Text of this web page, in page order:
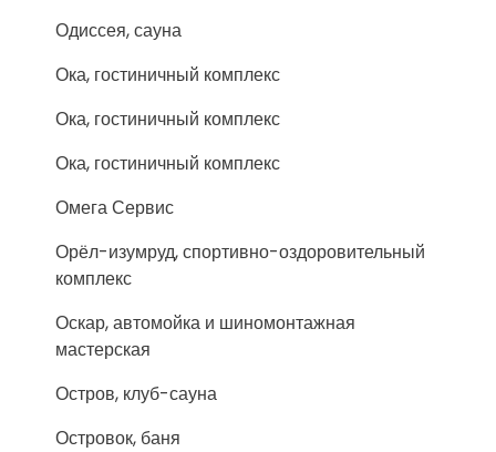
Одиссея, сауна
Ока, гостиничный комплекс
Ока, гостиничный комплекс
Ока, гостиничный комплекс
Омега Сервис
Орёл-изумруд, спортивно-оздоровительный
комплекс
Оскар, автомойка и шиномонтажная
мастерская
Остров, клуб-сауна
Островок, баня